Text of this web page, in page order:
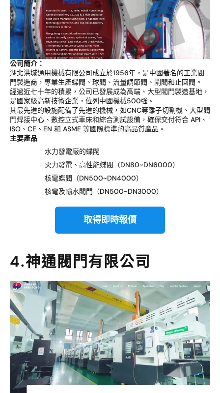
公司簡介：
湖北洪城通用機械有限公司成立於1956年，是中國著名的工業閥
門製造商，專業生產蝶閥、球閥、流量調節閥、閘閥和止回閥。
經過近七十年的積累，公司已發展成為高端、大型閥門製造基地，
是國家級高新技術企業，位列中國機械500強。
其最先進的設施配備了先進的機械，如CNC等離子切割機、大型閥
門焊接中心、數控立式車床和綜合測試設備，確保交付符合 API、
ISO、CE、EN 和 ASME 等國際標準的高品質產品。
主要產品
水力發電廠的蝶閥
火力發電、高性能蝶閥（DN80~DN6000）
核電蝶閥（DN500~DN4000）
核電及輸水閥門（DN500~DN3000）
取得即時報價
4.神通閥門有限公司